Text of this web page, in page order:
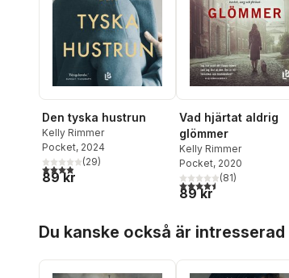
Den tyska hustrun
Kelly Rimmer
Pocket, 2024
3,9utav 5 stjärnor. Totalt antal röster:
(29)
89 kr
Vad hjärtat aldrig
glömmer
Kelly Rimmer
Pocket, 2020
4,5utav 5 stjärnor.
(81)
89 kr
Du kanske också är intresserad